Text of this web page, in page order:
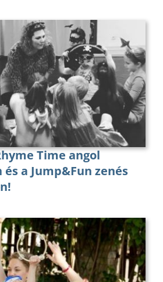
Time angol
a Jump&Fun zenés